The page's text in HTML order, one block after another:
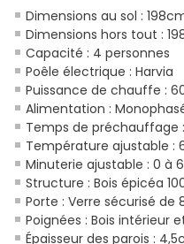
Dimensions au sol :
Dimensions hors tout :
Capacité : 4 personnes
Poêle électrique : Harvia
Puissance de chauffe :
Alimentation :
Temps de préchauffage
Température ajustable :
Minuterie ajustable : 0 à
Structure : Bois épicéa
Porte : Verre sécurisé de
Poignées : Bois intérieur
Épaisseur des parois :